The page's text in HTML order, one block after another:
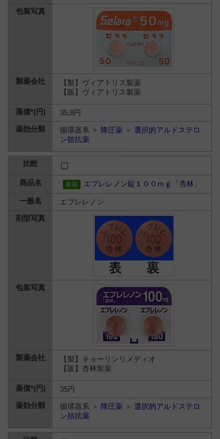
【製】ヴィアトリス製薬
【販】ヴィアトリス製薬
35.8円
循環器系 ＞ 降圧薬 ＞選択的アルドステロ
ン拮抗薬
エプレレノン錠１００ｍｇ「杏林」
エプレレノン
【製】キョーリンリメディオ
【販】杏林製薬
35円
循環器系 ＞ 降圧薬 ＞選択的アルドステロ
ン拮抗薬